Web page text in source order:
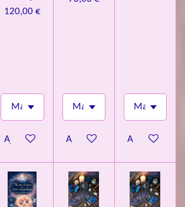
120,00 €
Ajouter au panierAjouter au panierAjouter au